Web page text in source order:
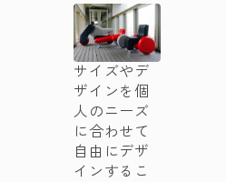
サイズやデ
ザインを個
人のニーズ
に合わせて
自由にデザ
インするこ